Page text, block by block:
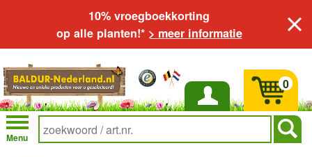
10% vroegboekkorting
op alle planten!* > meer informatie
Inloggen
Menu
0